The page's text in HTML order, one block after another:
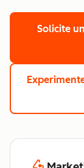
Solicite